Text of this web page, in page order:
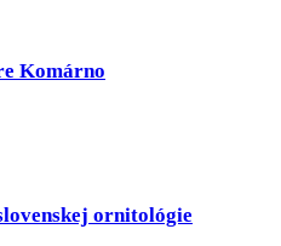
Komárno
ornitológie